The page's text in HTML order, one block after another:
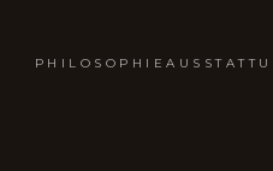
PHILOSOPHIE